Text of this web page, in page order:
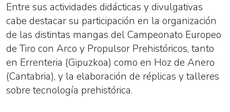
Entre sus actividades didácticas y divulgativas
cabe destacar su participación en la organización
de las distintas mangas del Campeonato Europeo
de Tiro con Arco y Propulsor Prehistóricos, tanto
en Errenteria (Gipuzkoa) como en Hoz de Anero
(Cantabria), y la elaboración de réplicas y talleres
sobre tecnología prehistórica.